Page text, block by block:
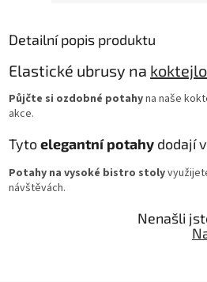
Detailní popis produktu
Elastické ubrusy na
Půjčte si ozdobné potahyna naše
akce.
Tytoelegantní potahy dodají
Potahy na vysoké bistro stoly
návštěvách.
Nenašli